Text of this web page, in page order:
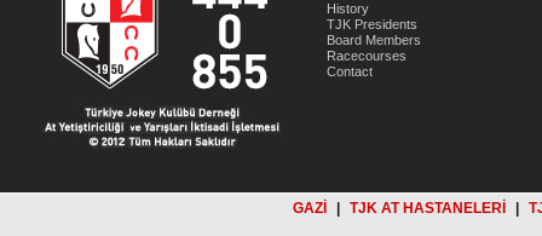
History
TJK Presidents
Board Members
Racecourses
Contact
GAZİ TJK AT HASTANELERİ